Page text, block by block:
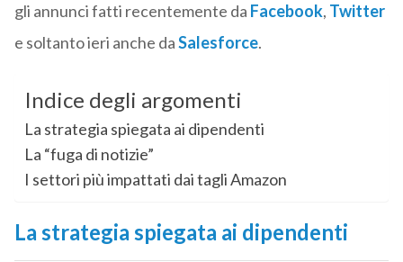
gli annunci fatti recentemente da Facebook, Twitter
e soltanto ieri anche daSalesforce.
Indice degli argomenti
La strategia spiegata ai dipendenti
La “fuga di notizie”
I settori più impattati dai tagli Amazon
La strategia spiegata ai dipendenti